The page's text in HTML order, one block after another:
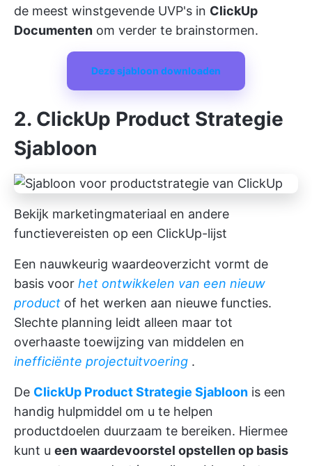
de meest winstgevende UVP's in ClickUp
Documenten om verder te brainstormen.
Deze sjabloon downloaden
2. ClickUp Product Strategie
Sjabloon
Bekijk marketingmateriaal en andere
functievereisten op een ClickUp-lijst
Een nauwkeurig waardeoverzicht vormt de
basis voor het ontwikkelen van een nieuw
product of het werken aan nieuwe functies.
Slechte planning leidt alleen maar tot
overhaaste toewijzing van middelen en
inefficiënte projectuitvoering .
De ClickUp Product Strategie Sjabloon is een
handig hulpmiddel om u te helpen
productdoelen duurzaam te bereiken. Hiermee
kunt u een waardevoorstel opstellen op basis